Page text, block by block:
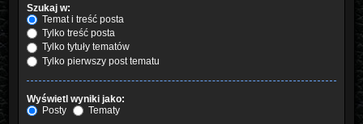
Szukaj w:
Temat i treść posta
Tylko treść posta
Tylko tytuły tematów
Tylko pierwszy post tematu
Wyświetl wyniki jako:
Posty
Tematy